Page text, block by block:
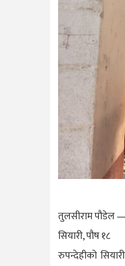
तुलसीराम पौडेल —
सियारी, पौष १८
रुपन्देहीको